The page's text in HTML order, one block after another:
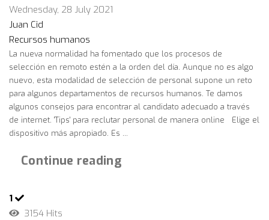
Wednesday, 28 July 2021
Juan Cid
Recursos humanos
La nueva normalidad ha fomentado que los procesos de
selección en remoto estén a la orden del día. Aunque no es algo
nuevo, esta modalidad de selección de personal supone un reto
para algunos departamentos de recursos humanos. Te damos
algunos consejos para encontrar al candidato adecuado a través
de internet. 'Tips' para reclutar personal de manera online Elige el
dispositivo más apropiado. Es ...
Continue reading
1
3154 Hits